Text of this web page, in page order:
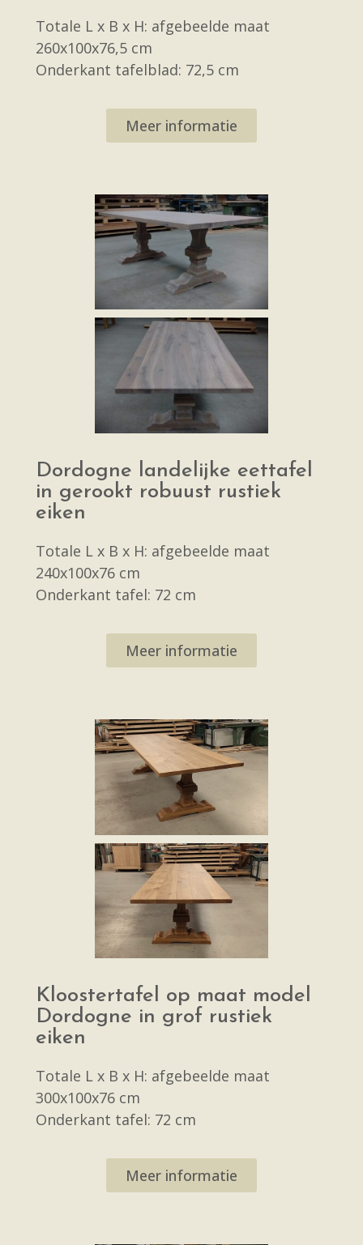
Totale L x B x H: afgebeelde maat
260x100x76,5 cm
Onderkant tafelblad: 72,5 cm
Meer informatie
Dordogne landelijke eettafel
in gerookt robuust rustiek
eiken
Totale L x B x H: afgebeelde maat
240x100x76 cm
Onderkant tafel: 72 cm
Meer informatie
Kloostertafel op maat model
Dordogne in grof rustiek
eiken
Totale L x B x H: afgebeelde maat
300x100x76 cm
Onderkant tafel: 72 cm
Meer informatie